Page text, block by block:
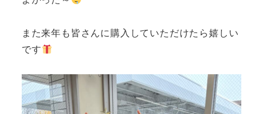
また来年も皆さんに購入していただけたら嬉しい
です